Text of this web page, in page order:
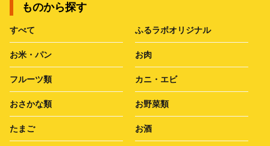
ものから探す
すべて ふるラボオリジナル
お米・パン お肉
フルーツ類 カニ・エビ
おさかな類 お野菜類
たまご お酒